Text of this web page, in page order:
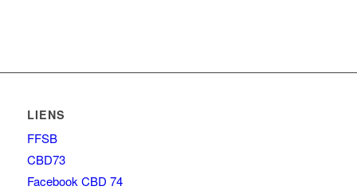
LIENS
FFSB
CBD73
Facebook CBD 74